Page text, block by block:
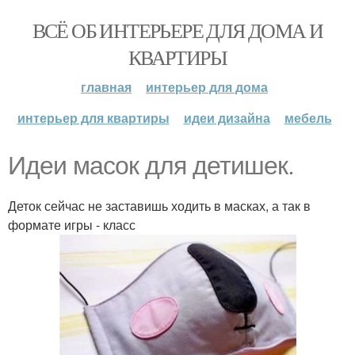
ВСЁ ОБ ИНТЕРЬЕРЕ ДЛЯ ДОМА И
КВАРТИРЫ
главная
интерьер для дома
интерьер для квартиры
идеи дизайна мебель
Идеи мaсок для детишек.
Деток сейчас не заставишь ходить в масках, а так в
формате игры - класс